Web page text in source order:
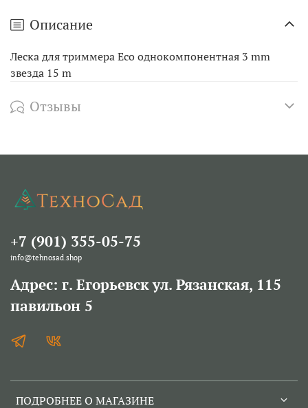
Описание
Леска для триммера Eco однокомпонентная 3 mm
звезда 15 m
Отзывы
ПОДРОБНЕЕ О МАГАЗИНЕ
+7 (901) 355-05-75
info@tehnosad.shop
Адрес: г. Егорьевск ул. Рязанская, 115
павильон 5